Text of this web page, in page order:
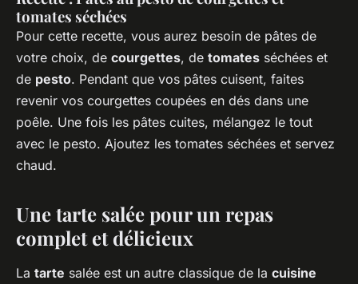
tomates séchées
Pour cette recette, vous aurez besoin de pâtes de
votre choix, de courgettes, de tomates séchées et
de pesto. Pendant que vos pâtes cuisent, faites
revenir vos courgettes coupées en dés dans une
poêle. Une fois les pâtes cuites, mélangez le tout
avec le pesto. Ajoutez les tomates séchées et servez
chaud.
Une tarte salée pour un repas
complet et délicieux
La tarte salée est un autre classique de la cuisine